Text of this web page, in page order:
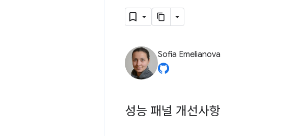
Sofia Emelianova
성능 패널 개선사항